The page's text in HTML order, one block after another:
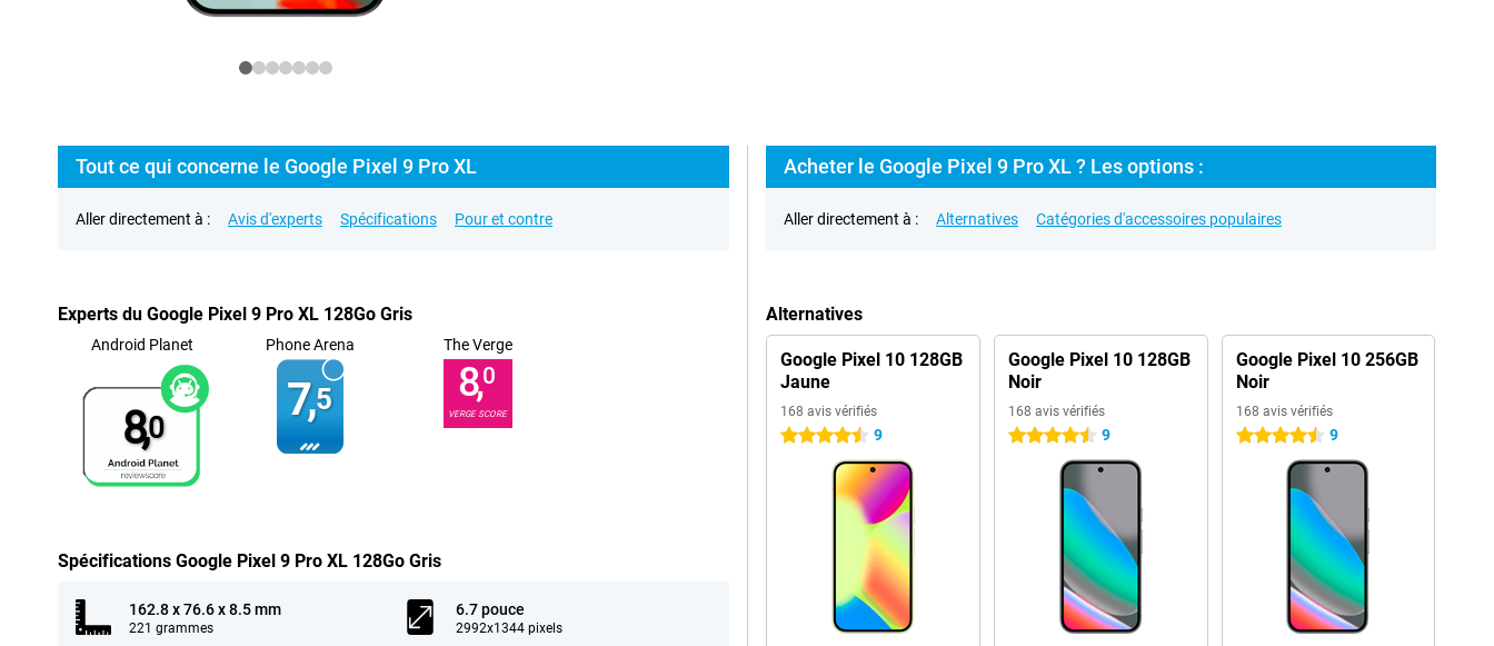
Tout ce qui concerne le Google Pixel 9 Pro XL
Aller directement à : Avis d'experts Spécifications Pour et contre
Experts du Google Pixel 9 Pro XL 128Go Gris
Android Planet
8,0
Phone Arena
7,5
The Verge
8,0
VERGE SCORE
Spécifications Google Pixel 9 Pro XL 128Go Gris
162.8 x 76.6 x 8.5 mm
221 grammes
6.7 pouce
2992x1344 pixels
Acheter le Google Pixel 9 Pro XL ? Les options :
Aller directement à : Alternatives Catégories d'accessoires populaires
Alternatives
Google Pixel 10 128GB
Jaune
168 avis vérifiés
4.5 étoiles 9
Google Pixel 10 128GB
Noir
168 avis vérifiés
4.5 étoiles 9
Google Pixel 10 256GB
Noir
168 avis vérifiés
4.5 étoiles 9